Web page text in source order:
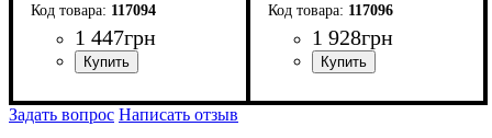
117094
1 447грн
117096
1 928грн
Задать вопрос Написать отзыв